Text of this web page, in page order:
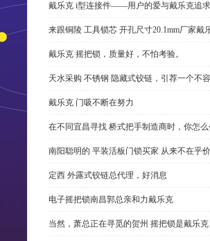
戴乐克 i型连接件——用户的爱与戴乐克追求
来跟铜陵 工具锁芯 开孔尺寸20.1mm厂家
戴乐克 摇把锁，质量好，不怕考验。
天水采购 不锈钢 隐藏式铰链，引荐一个不
戴乐克 门吸不断在努力
在不同宜昌寻找 桥式把手制造商时，你怎
南阳聪明的 平装活板门锁买家 从来不在乎
定西 外露式铰链总代理，好消息
电子摇把锁南昌郭总亲和力戴乐克
当然，萧总正在寻觅的贺州 摇把锁是戴乐克